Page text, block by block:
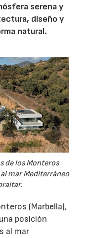
serena y
diseño y
natural.
de los Monteros
mar Mediterráneo
(Marbella),
posición
al mar